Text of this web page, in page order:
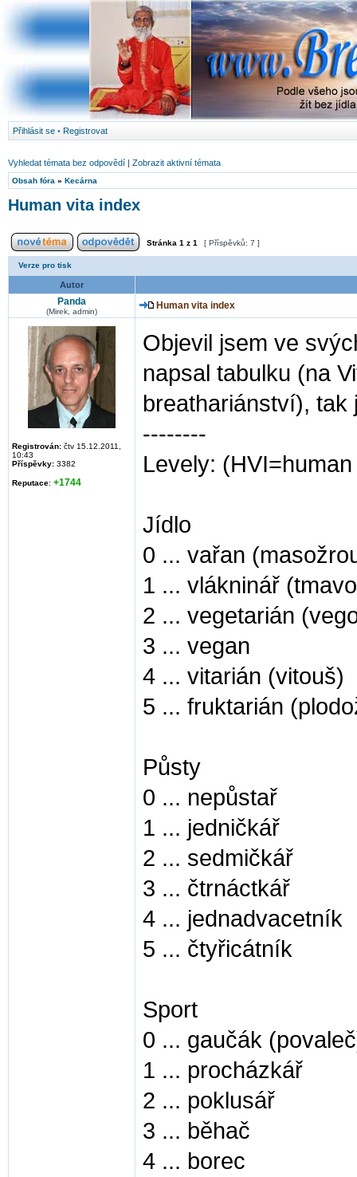
Přihlásit se • Registrovat
Vyhledat témata bez odpovědí | Zobrazit aktivní témata
Obsah fóra » Kecárna
Human vita index
Stránka 1 z 1 [ Příspěvků: 7 ]
Verze pro tisk
Autor
Panda
(Mirek, admin)
Human vita index
Registrován: čtv 15.12.2011,
10:43
Příspěvky: 3382
Reputace: +1744
Objevil jsem ve
napsal tabulku (na
breathariánství),
--------
Levely:
Jídlo
0 ... vařan
1 ... vlákninář
2 ... vegetarián
3 ... vegan
4 ... vitarián (vitouš)
5 ... fruktarián
Půsty
0 ... nepůstař
1 ... jedničkář
2 ... sedmičkář
3 ... čtrnáctkář
4 ... jednadvacetník
5 ... čtyřicátník
Sport
0 ... gaučák
1 ... procházkář
2 ... poklusář
3 ... běhač
4 ... borec